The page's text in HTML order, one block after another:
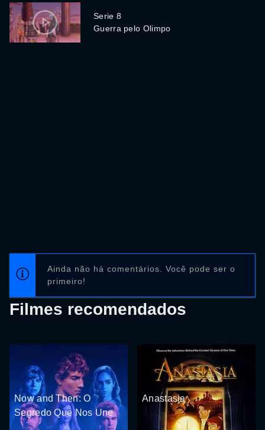
Serie 8
Guerra pelo Olimpo
Ainda não há comentários. Você pode ser o
primeiro!
Filmes recomendados
Now and Then: O
Segredo Que Nos Une
Anastasia